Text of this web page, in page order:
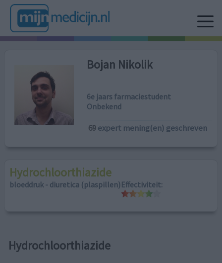
Bojan Nikolik
6e jaars farmaciestudent
Onbekend
69expert mening(en) geschreven
Hydrochloorthiazide
bloeddruk - diuretica (plaspillen)Effectiviteit:
Hydrochloorthiazide